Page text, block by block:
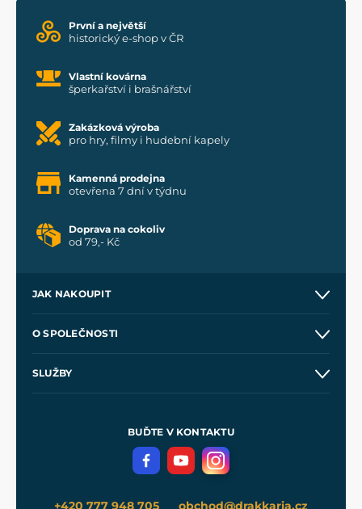
První a největší
historický e-shop v ČR
Vlastní kovárna
šperkařství i brašnářství
Zakázková výroba
pro hry, filmy i hudební kapely
Kamenná prodejna
otevřena 7 dní v týdnu
Doprava na cokoliv
od 79,- Kč
JAK NAKOUPIT
Velkoobchod
O SPOLEČNOSTI
SLUŽBY
Meče pro Kingdom Come
BUĎTE V KONTAKTU
+420 777 948 705 obchod@drakkaria.cz